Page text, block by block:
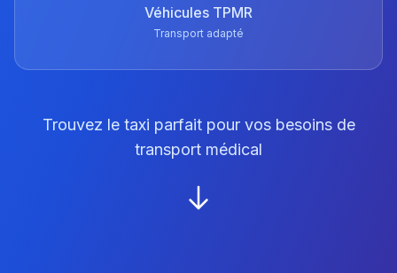
Véhicules TPMR
Transport adapté
Trouvez le taxi parfait pour vos besoins de
transport médical